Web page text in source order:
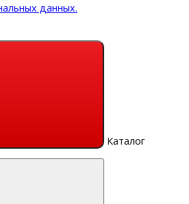
данных.
Каталог